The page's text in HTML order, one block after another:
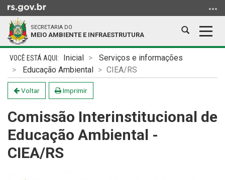
para
conteúdo
menu
para
busca
SECRETARIA DO
MEIO AMBIENTE E INFRAESTRUTURA
Abrir
busca
Início
conteúdo
Inicial
Serviços e informações
Educação Ambiental
CIEA/RS
Voltar Imprimir
Comissão Interinstitucional de
Educação Ambiental -
CIEA/RS